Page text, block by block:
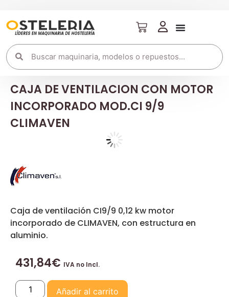
CAJA DE VENTILACION CON MOTOR
INCORPORADO MOD.CI 9/9
CLIMAVEN
Caja de ventilación CI9/9 0,12 kw motor
incorporado de CLIMAVEN, con estructura en
aluminio.
431,84€ IVA no Incl.
Añadir al carrito